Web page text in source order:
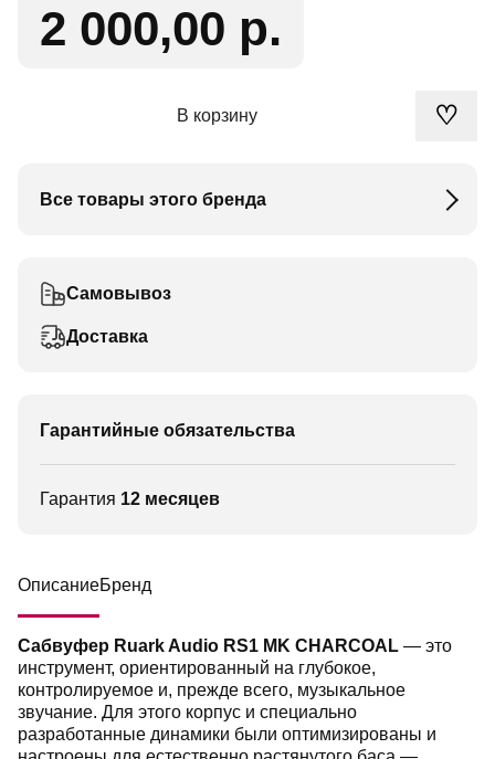
2 000,00 р.
В корзину ♡
Все товары этого бренда
Самовывоз
Доставка
Гарантийные обязательства
Гарантия 12 месяцев
ОписаниеБренд
Сабвуфер Ruark Audio RS1 MK CHARCOAL — это
инструмент, ориентированный на глубокое,
контролируемое и, прежде всего, музыкальное
звучание. Для этого корпус и специально
разработанные динамики были оптимизированы и